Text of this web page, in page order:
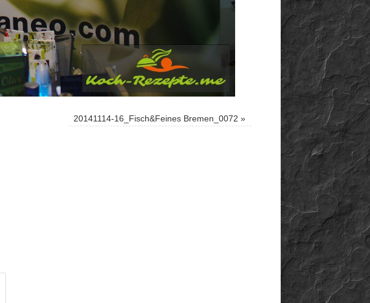
20141114-16_Fisch&Feines Bremen_0072 »